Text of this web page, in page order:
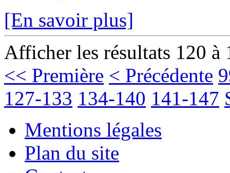
[En savoir plus]
Afficher les résultats 120 à
<< Première < Précédente
127-133 134-140 141-147
Mentions légales
Plan du site